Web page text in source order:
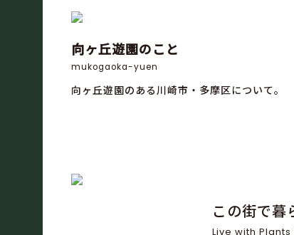
向ヶ丘遊園のこと
mukogaoka-yuen
向ヶ丘遊園のある川崎市・多摩区について。
この街で暮
Live with